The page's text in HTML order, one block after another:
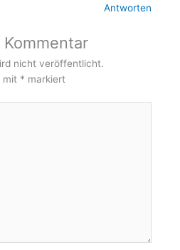
Antworten
nicht veröffentlicht.
mit * markiert